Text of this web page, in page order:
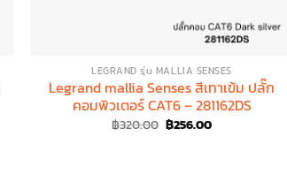
LEGRAND รุ่น MALLIA SENSES
Legrand mallia Senses สีเทาเข้ม ปลั๊ก
คอมพิวเตอร์ CAT6 – 281162DS
฿320.00 Original
price
฿256.00Current
price